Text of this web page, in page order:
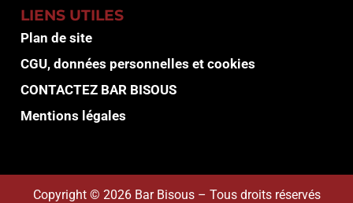
LIENS UTILES
Plan de site
CGU, données personnelles et cookies
CONTACTEZ BAR BISOUS
Mentions légales
Copyright © 2026 Bar Bisous – Tous droits réservés